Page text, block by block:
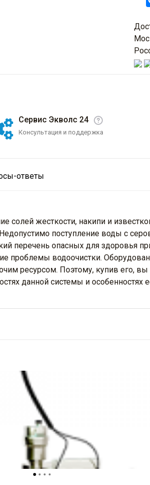
Сервис Экволс 24
Консультация и поддержка
ответы
жесткости, накипи и
поступление воды с
перечень опасных для здоровья
проблемы водоочистки.
ресурсом. Поэтому, купив его, вы
данной системы и особенностях